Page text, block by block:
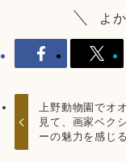
よ
上野動物園でオ
見て、画家ベク
ーの魅力を感じ